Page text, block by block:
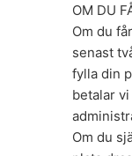
OM DU
Om du
senast
fylla din
betalar
Om du